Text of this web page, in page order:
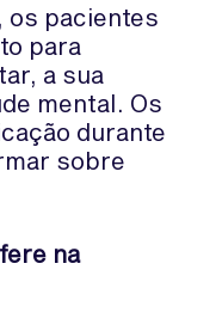
os pacientes
para
a sua
mental. Os
durante
sobre
na